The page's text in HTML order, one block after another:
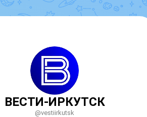
ВЕСТИ-ИРКУТСК
@vestiirkutsk